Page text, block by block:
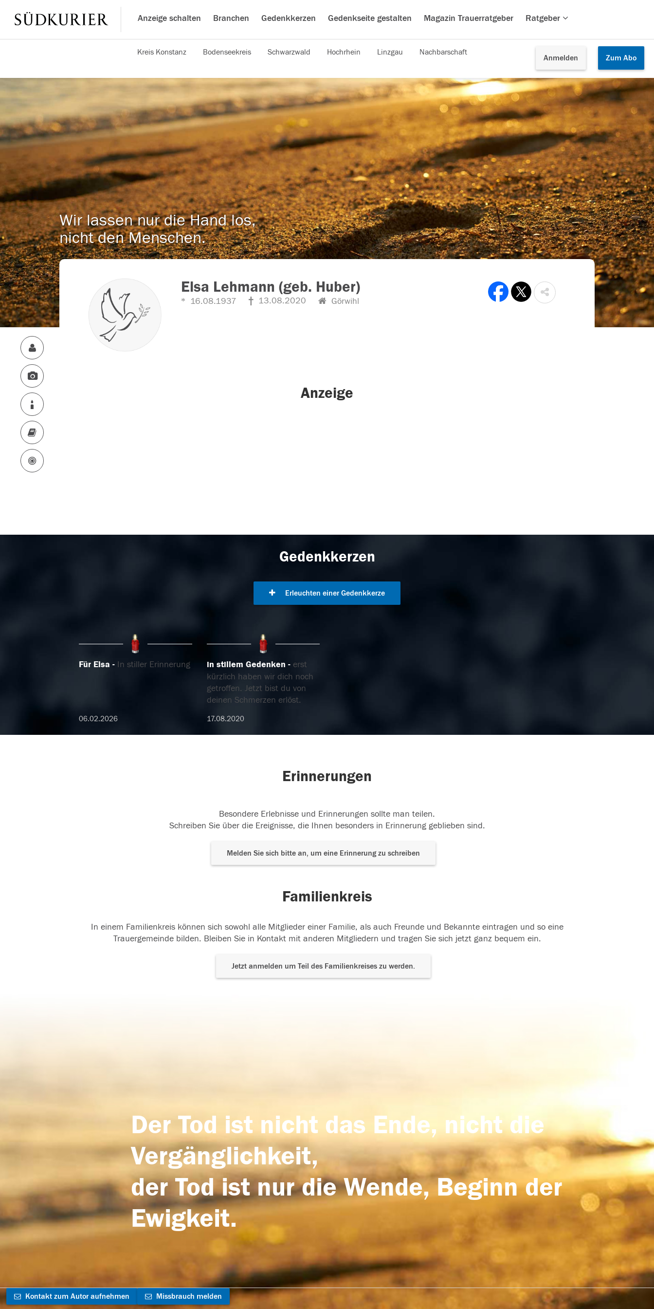
Anzeige schalten Branchen Gedenkkerzen Gedenkseite gestalten Magazin Trauerratgeber Ratgeber
Anmelden Zum Abo
Kreis Konstanz Bodenseekreis Schwarzwald Hochrhein Linzgau Nachbarschaft
Wir lassen nur die Hand los,
nicht den Menschen.
Elsa Lehmann (geb. Huber)
16.08.1937 13.08.2020 Görwihl
Anzeige
Gedenkkerzen
Erleuchten einer Gedenkkerze
Für Elsa In stiller Erinnerung
06.02.2026
in stillem Gedenken
erst
kürzlich haben wir dich noch
getroffen. Jetzt bist du von
deinen Schmerzen erlöst.
17.08.2020
Erinnerungen
Besondere Erlebnisse und Erinnerungen sollte man teilen.
Schreiben Sie über die Ereignisse, die Ihnen besonders in Erinnerung geblieben sind.
Melden Sie sich bitte an, um eine Erinnerung zu schreiben
Familienkreis
In einem Familienkreis können sich sowohl alle Mitglieder einer Familie, als auch Freunde und Bekannte eintragen und so eine
Trauergemeinde bilden. Bleiben Sie in Kontakt mit anderen Mitgliedern und tragen Sie sich jetzt ganz bequem ein.
Jetzt anmelden um Teil des Familienkreises zu werden.
Der Tod ist nicht das Ende, nicht die
Vergänglichkeit,
der Tod ist nur die Wende, Beginn der
Ewigkeit.
Kontakt zum Autor aufnehmen Missbrauch melden